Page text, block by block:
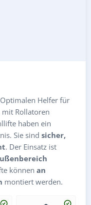
Helfer für
mit Rollatoren
haben ein
Sie sind sicher,
. Der Einsatz ist
können an
montiert werden.